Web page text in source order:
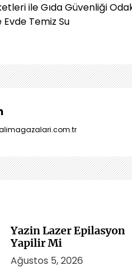
ile Gıda Güvenliği
Evde Temiz Su
Yazin Lazer Epilasyon
Yapilir Mi
Ağustos 5, 2026